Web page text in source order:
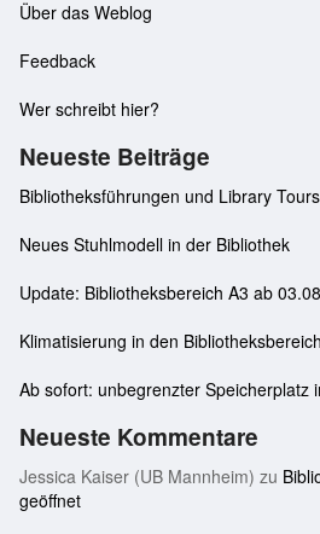
Über das Weblog
Feedback
Wer schreibt hier?
Neueste Beiträge
Bibliotheksführungen und Library Tours
Neues Stuhlmodell in der Bibliothek
Update: Bibliotheksbereich A3 ab
Klimatisierung in den
Ab sofort: unbegrenzter Speicherplatz
Neueste Kommentare
Jessica Kaiser (UB Mannheim) zu
geöffnet